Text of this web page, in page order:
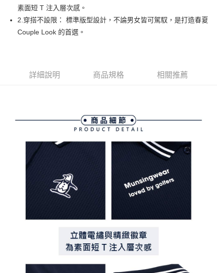
AFTEE先享後付
相關說明
【關於「AFTEE先享後付」】
AFTEE先享後付是「在收到商品之後才付款」的支付方式。 讓您購物簡單
３．安心：先確認商品／服務後，再付款。
２．訂單成立數日內，您將收到繳費通知簡訊。
３．收到繳費通知簡訊後14天內，點擊此簡訊中的連結，可透過四大超商／
ATM／網路銀行／等多元方式進行付款，方視為交易完成。
※ 請注意：結帳手續完成當下不需立刻繳費，但若您需要取消訂單，請聯絡
購買商品的店家。未經商家同意取消之訂單仍視為有效，需透過AFTEE先享
後付繳納相關費用。
※ 交易是否成功請以「AFTEE先享後付 」之結帳頁面顯示為準，若有關於
是否繳費成功／繳費後需取消欲退款等相關疑問，請聯繫「AFTEE先享後付
https://netprotections.freshdesk.com/support/home
易，需依本服務之必要範圍內提供個人資料，並將交易相關給付款項請求債
權轉讓予恩沛科技股份有限公司。
２．關於個人資料處理事宜，請瀏覽以下網址：
https://aftee.tw/terms/#terms3
「AFTEE先享後付」，若未經同意申辦者引起之損失，本公司不負相關責
ATM付款
全家取貨付款
免運費
付款後萊爾富取貨
素面短 T 注入層次感。
2.穿搭不設限： 標準版型設計，不論男女皆可駕馭，是打造春夏
Couple Look 的首選。
詳細說明 商品規格 相關推薦